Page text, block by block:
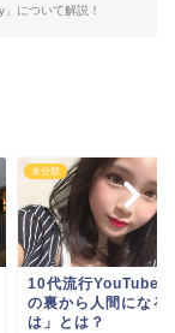
について解説！
未分類
10代流行YouTuber
の裏から人間になる
は」とは？